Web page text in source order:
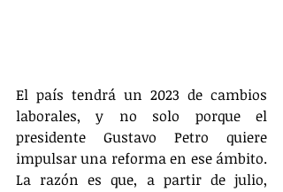
El país tendrá un 2023 de cambios
laborales, y no solo porque el
presidente Gustavo Petro quiere
impulsar una reforma en ese ámbito.
La razón es que, a partir de julio,